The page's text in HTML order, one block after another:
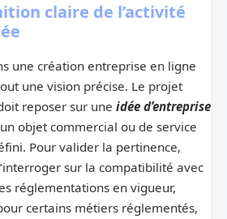
claire de l’activité
une création entreprise en ligne
une vision précise. Le projet
reposer sur une idée d’entreprise
objet commercial ou de service
Pour valider la pertinence,
sur la compatibilité avec
réglementations en vigueur,
certains métiers réglementés,